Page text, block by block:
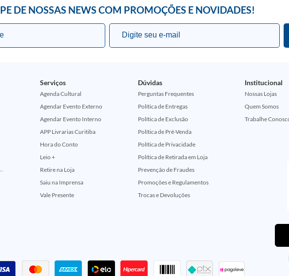
DE NOSSAS NEWS COM PROMOÇÕES E NOVIDADES!
(Encontros Clássicos Dc E Marvel)
Serviços
Agenda Cultural
Agendar Evento Externo
Agendar Evento Interno
APP Livrarias Curitiba
Hora do Conto
Leio +
Retire na Loja
Saiu na Imprensa
Vale Presente
Dúvidas
Perguntas Frequentes
Política de Entregas
Política de Exclusão
Política de Pré-Venda
Política de Privacidade
Política de Retirada em Loja
Prevenção de Fraudes
Promoções e Regulamentos
Trocas e Devoluções
Institucional
Nossas Lojas
Quem Somos
Trabalhe